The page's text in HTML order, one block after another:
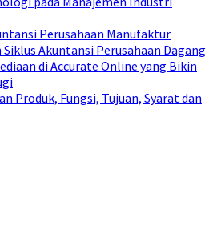
Perusahaan Manufaktur
Akuntansi Perusahaan Dagang
di Accurate Online yang Bikin
Produk, Fungsi, Tujuan, Syarat dan